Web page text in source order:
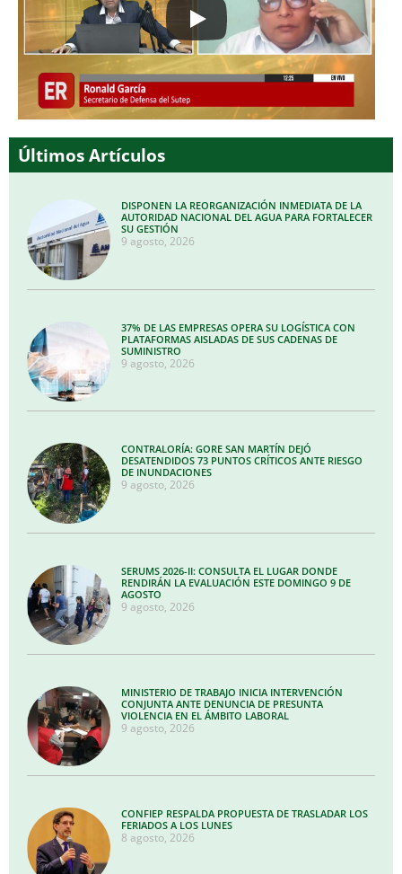
Últimos Artículos
DISPONEN LA REORGANIZACIÓN INMEDIATA DE LA
AUTORIDAD NACIONAL DEL AGUA PARA FORTALECER
SU GESTIÓN
9 agosto, 2026
37% DE LAS EMPRESAS OPERA SU LOGÍSTICA CON
PLATAFORMAS AISLADAS DE SUS CADENAS DE
SUMINISTRO
9 agosto, 2026
CONTRALORÍA: GORE SAN MARTÍN DEJÓ
DESATENDIDOS 73 PUNTOS CRÍTICOS ANTE RIESGO
DE INUNDACIONES
9 agosto, 2026
SERUMS 2026-II: CONSULTA EL LUGAR DONDE
RENDIRÁN LA EVALUACIÓN ESTE DOMINGO 9 DE
AGOSTO
9 agosto, 2026
MINISTERIO DE TRABAJO INICIA INTERVENCIÓN
CONJUNTA ANTE DENUNCIA DE PRESUNTA
VIOLENCIA EN EL ÁMBITO LABORAL
9 agosto, 2026
CONFIEP RESPALDA PROPUESTA DE TRASLADAR LOS
FERIADOS A LOS LUNES
8 agosto, 2026